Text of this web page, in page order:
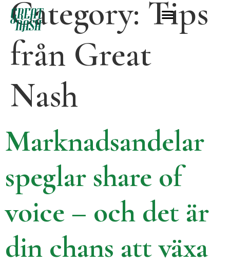
Category: Tips
från Great
Nash
Marknadsandelar
speglar share of
voice – och det är
din chans att växa